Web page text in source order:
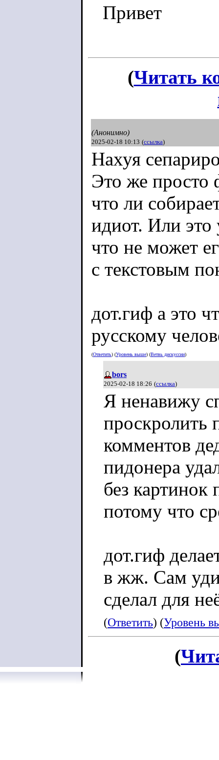
Привет
(Читать
(Анонимно)
2025-02-18 10:13 (ссылка)
Нахуя
Это же просто
что ли
идиот. Или это
что не может
с текстовым
дот.гиф а это
русскому
(Ответить) (Уровень выше) (Ветвь дискуссии)
bors
2025-02-18 18:26 (ссылка)
Я ненавижу
проскролить
комментов
пидонера
без картинок
потому что
дот.гиф
в жж. Сам
сделал для
(Ответить) (Уровень
(